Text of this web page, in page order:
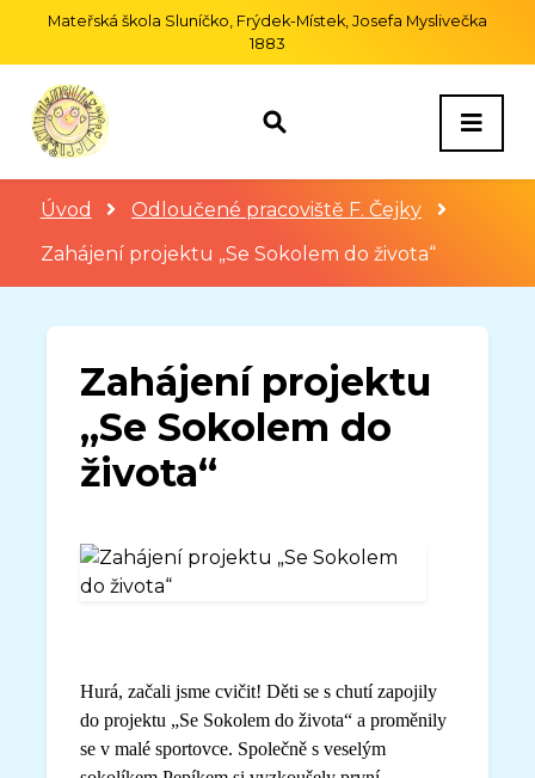
Mateřská škola Sluníčko, Frýdek-Místek, Josefa Myslivečka
1883
Úvod
Odloučené pracoviště F. Čejky
Zahájení projektu „Se Sokolem do života“
Zahájení projektu
„Se Sokolem do
života“
Hurá, začali jsme cvičit! Děti se s chutí zapojily
do projektu „Se Sokolem do života“ a proměnily
se v malé sportovce. Společně s veselým